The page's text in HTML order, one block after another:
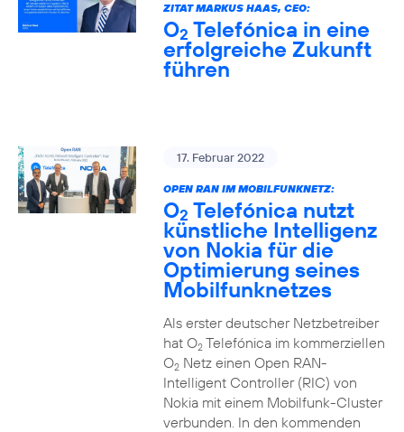
ZITAT MARKUS HAAS, CEO:
O2 Telefónica in eine
erfolgreiche Zukunft
führen
17. Februar 2022
OPEN RAN IM MOBILFUNKNETZ:
O2 Telefónica nutzt
künstliche Intelligenz
von Nokia für die
Optimierung seines
Mobilfunknetzes
Als erster deutscher Netzbetreiber
hat O2Telefónica im kommerziellen
O2Netz einen Open RAN-
Intelligent Controller (RIC) von
Nokia mit einem Mobilfunk-Cluster
verbunden. In den kommenden